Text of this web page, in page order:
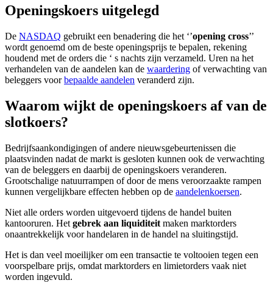
Openingskoers uitgelegd
De NASDAQ gebruikt een benadering die het ‘’opening cross’’
wordt genoemd om de beste openingsprijs te bepalen, rekening
houdend met de orders die ‘ s nachts zijn verzameld. Uren na het
verhandelen van de aandelen kan de waardering of verwachting van
beleggers voorbepaalde aandelen veranderd zijn.
Waarom wijkt de openingskoers af van de
slotkoers?
Bedrijfsaankondigingen of andere nieuwsgebeurtenissen die
plaatsvinden nadat de markt is gesloten kunnen ook de verwachting
van de beleggers en daarbij de openingskoers veranderen.
Grootschalige natuurrampen of door de mens veroorzaakte rampen
kunnen vergelijkbare effecten hebben op de aandelenkoersen.
Niet alle orders worden uitgevoerd tijdens de handel buiten
kantooruren. Het gebrek aan liquiditeit maken marktorders
onaantrekkelijk voor handelaren in de handel na sluitingstijd.
Het is dan veel moeilijker om een transactie te voltooien tegen een
voorspelbare prijs, omdat marktorders en limietorders vaak niet
worden ingevuld.